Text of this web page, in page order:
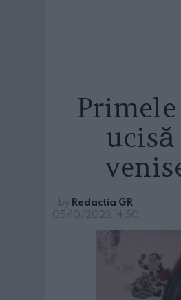
by Redactia GR
05/10/2023, 14:50